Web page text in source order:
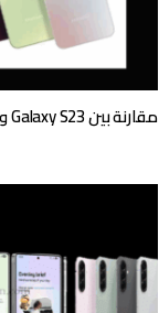
مقارنة بين Galaxy S23 وS24 ما هي التحسينات